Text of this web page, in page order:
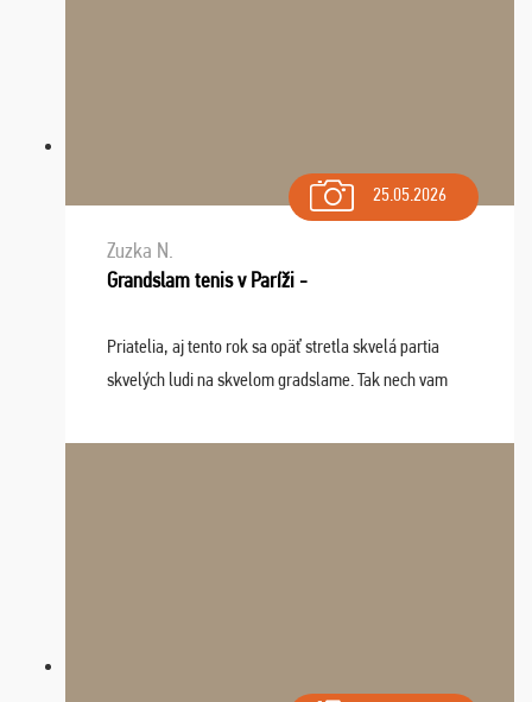
25.05.2026
Zuzka N.
Grandslam tenis v Paríži -
Priatelia, aj tento rok sa opäť stretla skvelá partia
skvelých ludi na skvelom gradslame. Tak nech vam
sa na budúci rok. Prajem vam este veľa ta ...